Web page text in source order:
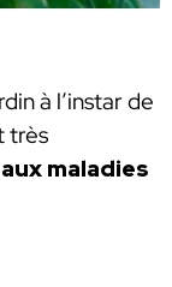
à l’instar de
très
maladies